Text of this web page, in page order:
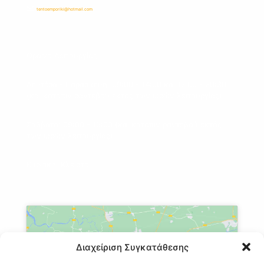
Διαχείριση Συγκατάθεσης
tentoemporiki@hotmail.com
Κάντε κλικ στο κουμπί 'Συμφωνώ' για να